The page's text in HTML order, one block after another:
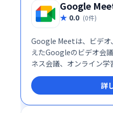
Google
0.0 (0件)
Google Meetは、ビデオ
えたGoogleのビデオ会
ネス会議、オンライン
なシーンで活用できま
ーフェースで、スムーズ
現。場所を選ばず、チ
を可能にします。 無料
詳